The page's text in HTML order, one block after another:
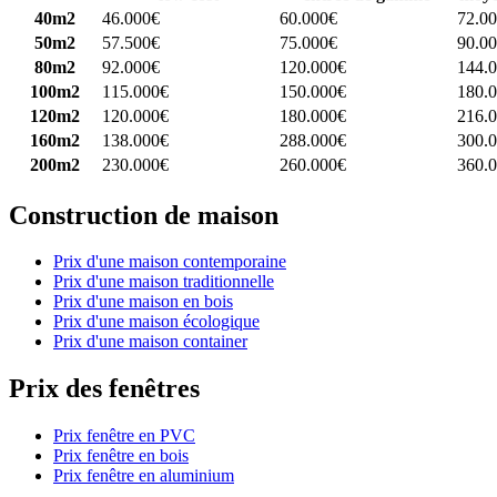
40m2
46.000€ 60.000€
50m2
57.500€ 75.000€
80m2
92.000€ 120.000€
100m2
115.000€ 150.000€
120m2
120.000€ 180.000€
160m2
138.000€ 288.000€
200m2
230.000€ 260.000€
Construction de maison
Prix d'une maison contemporaine
Prix d'une maison traditionnelle
Prix d'une maison en bois
Prix d'une maison écologique
Prix d'une maison container
Prix des fenêtres
Prix fenêtre en PVC
Prix fenêtre en bois
Prix fenêtre en aluminium